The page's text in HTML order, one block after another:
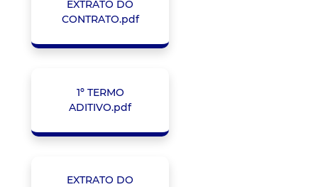
EXTRATO DO
CONTRATO.pdf
1º TERMO
ADITIVO.pdf
EXTRATO DO